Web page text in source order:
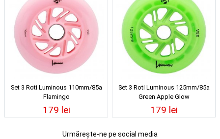
Set 3 Roti Luminous 110mm/85a
Flamingo
179 lei
Set 3 Roti Luminous 125mm/85a
Green Apple Glow
179 lei
Urmărește-ne pe social media